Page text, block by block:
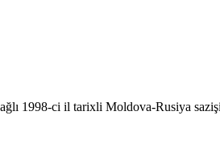
1998-ci il tarixli Moldova-Rusiya